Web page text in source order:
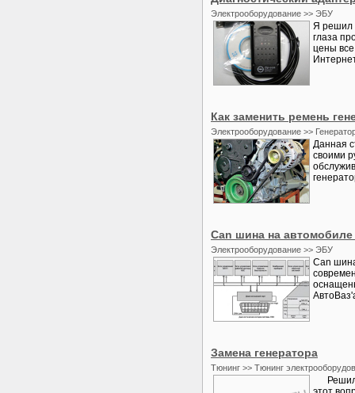
Электрооборудование >> ЭБУ
Я решил
глаза
цены
Как заменить ремень
Электрооборудование >>
Данная
своими
Сan шина на
Электрооборудование >> ЭБУ
Can
Замена генератора
Тюнинг >> Тюнинг
Решил